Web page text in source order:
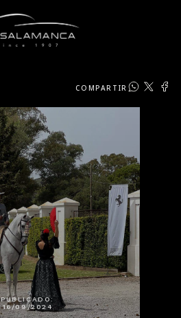
COMPARTIR
PUBLICADO:
16/09/2024